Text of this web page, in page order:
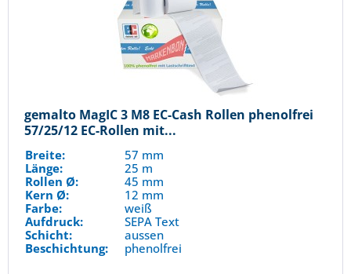
gemalto MagIC 3 M8 EC-Cash Rollen phenolfrei
57/25/12 EC-Rollen mit...
Breite:
57 mm
Länge:
25 m
Rollen Ø:
45 mm
Kern Ø:
12 mm
Farbe:
weiß
Aufdruck:
SEPA Text
Schicht:
aussen
Beschichtung:
phenolfrei